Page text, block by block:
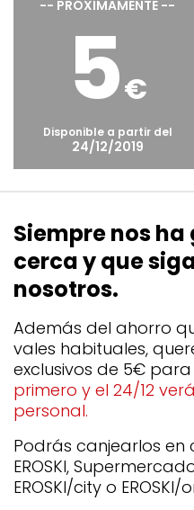
-- PRÓXIMAMENTE --
5€
Disponible a partir del
24/12/2019
Siempre nos
cerca y que
nosotros.
Además del ahorro
vales habituales,
exclusivos de 5€ para
primero y el 24/12
personal.
Podrás canjearlos
EROSKI,
EROSKI/city o EROSKI/